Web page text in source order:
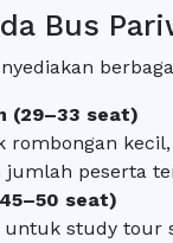
Bus
(29–33 seat)
rombongan
jumlah peserta
seat)
untuk study tour